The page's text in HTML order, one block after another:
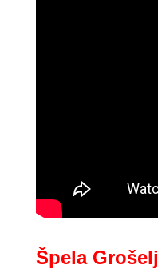
Špela Grošelj